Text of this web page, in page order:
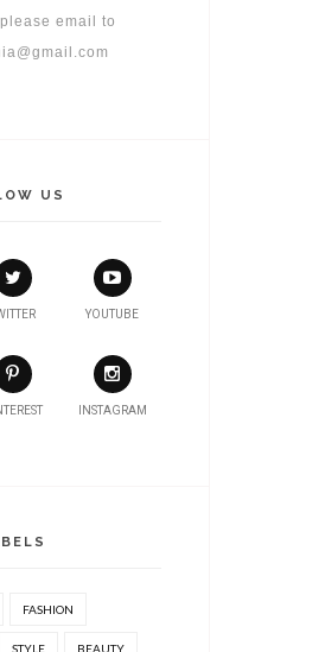
email to
US
YOUTUBE
INSTAGRAM
FASHION
STYLE BEAUTY